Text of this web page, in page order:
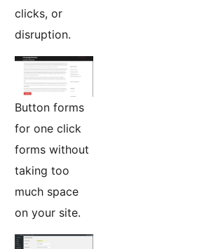
clicks, or
disruption.
Button forms
for one click
forms without
taking too
much space
on your site.